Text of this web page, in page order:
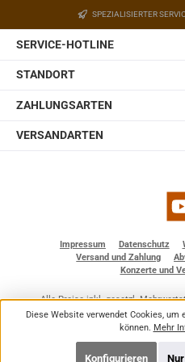
welches in der
Somit lässt sich die JBL
Zubehörteile einfach und
SPEZIALISIERTER
SERVICE-HOTLINE
STANDORT
ZAHLUNGSARTEN
VERSANDARTEN
Impressum Datenschutz
Versand und Zahlung
Konzerte und
Alle Preise inkl. gesetzl.
Nachnahmegebühren,
© 2026 BF - Dienstleistungen - Alle
Diese Website verwendet Cookies,
können. Mehr
Konfigurieren